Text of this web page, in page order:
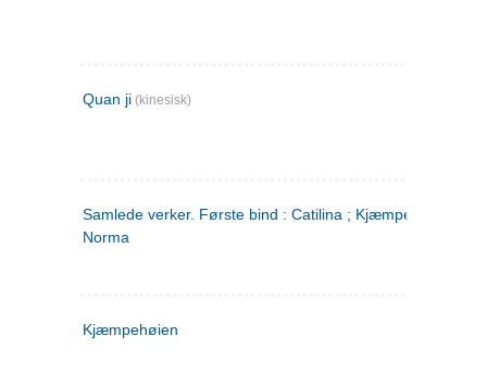
Quan ji (kinesisk)
Samlede verker. Første bind : Catilina ; Kjæmpehøien ;
Norma
Kjæmpehøien